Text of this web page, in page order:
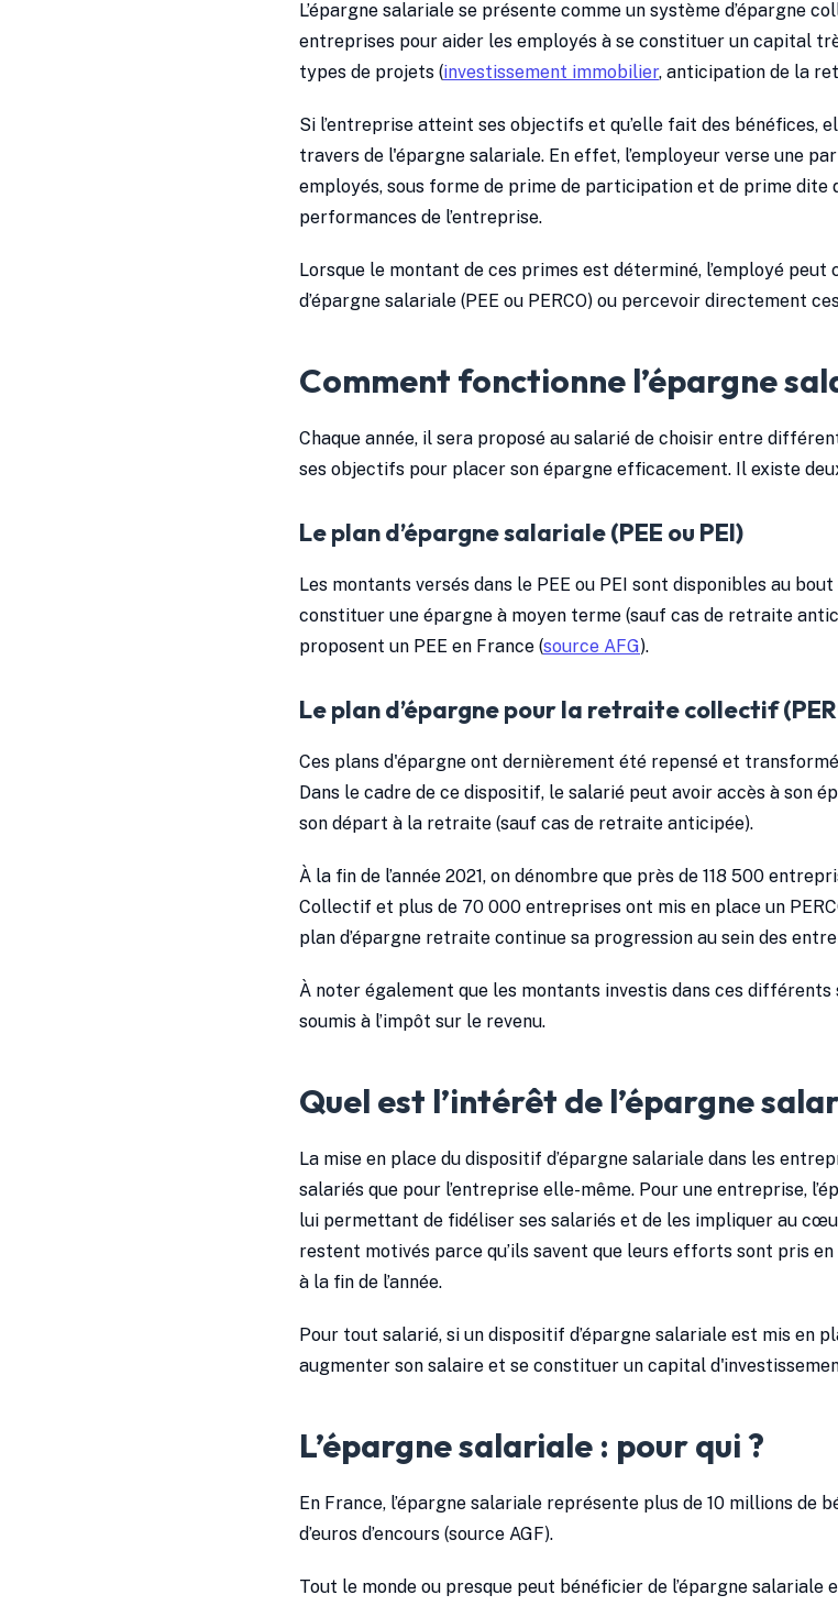
L’épargne salariale se présente comme un système d’épargne
entreprises pour aider les employés à se constituer un capital
types de projets (investissement immobilier, anticipation de la
Si l’entreprise atteint ses objectifs et qu’elle fait des bénéfices,
travers de l'épargne salariale. En effet, l’employeur verse une
employés, sous forme de prime de participation et de prime dite
performances de l’entreprise.
Lorsque le montant de ces primes est déterminé, l’employé
d’épargne salariale (PEE ou PERCO) ou percevoir directement
Comment fonctionne l’épargne
Chaque année, il sera proposé au salarié de choisir entre
ses objectifs pour placer son épargne efficacement. Il existe
Le plan d’épargne salariale (PEE ou PEI)
Les montants versés dans le PEE ou PEI sont disponibles au
constituer une épargne à moyen terme (sauf cas de retraite
proposent un PEE en France (source AFG).
Le plan d’épargne pour la retraite collectif
Ces plans d'épargne ont dernièrement été repensé et
Dans le cadre de ce dispositif, le salarié peut avoir accès à son
son départ à la retraite (sauf cas de retraite anticipée).
À la fin de l’année 2021, on dénombre que près de 118 500
Collectif et plus de 70 000 entreprises ont mis en place un
plan d’épargne retraite continue sa progression au sein des
À noter également que les montants investis dans ces différents
soumis à l’impôt sur le revenu.
Quel est l’intérêt de l’épargne
La mise en place du dispositif d’épargne salariale dans les
salariés que pour l’entreprise elle-même. Pour une entreprise,
lui permettant de fidéliser ses salariés et de les impliquer au
restent motivés parce qu’ils savent que leurs efforts sont pris
à la fin de l’année.
Pour tout salarié, si un dispositif d’épargne salariale est mis en
augmenter son salaire et se constituer un capital
L’épargne salariale : pour qui ?
En France, l’épargne salariale représente plus de 10 millions de
d’euros d’encours (source AGF).
Tout le monde ou presque peut bénéficier de l’épargne salariale